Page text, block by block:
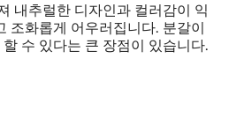
내추럴한 디자인과 컬러감이 익
조화롭게 어우러집니다. 분갈이
수 있다는 큰 장점이 있습니다.